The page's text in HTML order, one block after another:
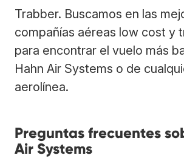
Trabber. Buscamos en las
compañías aéreas low cost y
para encontrar el vuelo más
Hahn Air Systems o de
aerolínea.
Preguntas frecuentes
Air Systems